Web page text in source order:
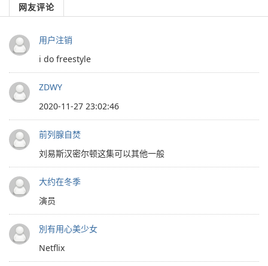
网友评论
用户注销
i do freestyle
ZDWY
2020-11-27 23:02:46
前列腺自焚
刘易斯汉密尔顿这集可以其他一般
大约在冬季
演员
別有用心美少女
Netflix